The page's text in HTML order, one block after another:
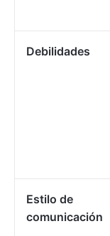
Debilidades
Estilo de
comunicación